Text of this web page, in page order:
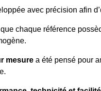
avec précision afin
chaque référence
mesure a été pensé pour